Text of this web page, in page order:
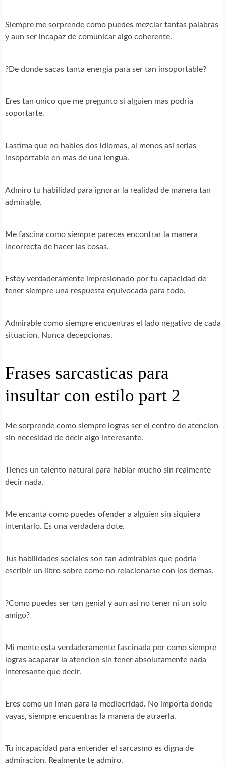
Siempre me sorprende como puedes mezclar tantas palabras
y aun ser incapaz de comunicar algo coherente.
?De donde sacas tanta energia para ser tan insoportable?
Eres tan unico que me pregunto si alguien mas podria
soportarte.
Lastima que no hables dos idiomas, al menos asi serias
insoportable en mas de una lengua.
Admiro tu habilidad para ignorar la realidad de manera tan
admirable.
Me fascina como siempre pareces encontrar la manera
incorrecta de hacer las cosas.
Estoy verdaderamente impresionado por tu capacidad de
tener siempre una respuesta equivocada para todo.
Admirable como siempre encuentras el lado negativo de cada
situacion. Nunca decepcionas.
Frases sarcasticas para
insultar con estilo part 2
Me sorprende como siempre logras ser el centro de atencion
sin necesidad de decir algo interesante.
Tienes un talento natural para hablar mucho sin realmente
decir nada.
Me encanta como puedes ofender a alguien sin siquiera
intentarlo. Es una verdadera dote.
Tus habilidades sociales son tan admirables que podria
escribir un libro sobre como no relacionarse con los demas.
?Como puedes ser tan genial y aun asi no tener ni un solo
amigo?
Mi mente esta verdaderamente fascinada por como siempre
logras acaparar la atencion sin tener absolutamente nada
interesante que decir.
Eres como un iman para la mediocridad. No importa donde
vayas, siempre encuentras la manera de atraerla.
Tu incapacidad para entender el sarcasmo es digna de
admiracion. Realmente te admiro.